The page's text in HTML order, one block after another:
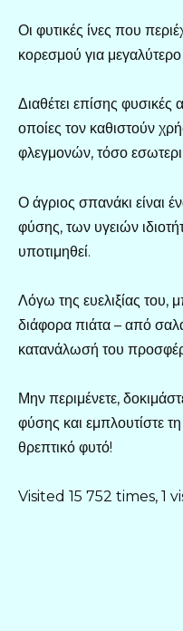
Οι φυτικές ίνες που
κορεσμού για
Διαθέτει επίσης φυσικές
οποίες τον καθιστούν
φλεγμονών, τόσο
Ο άγριος σπανάκι είναι
φύσης, των υγειών
υποτιμηθεί.
Λόγω της ευελιξίας του,
διάφορα πιάτα – από
κατανάλωσή του
Μην περιμένετε,
φύσης και εμπλουτίστε
θρεπτικό φυτό!
Visited 15 752 times, 1